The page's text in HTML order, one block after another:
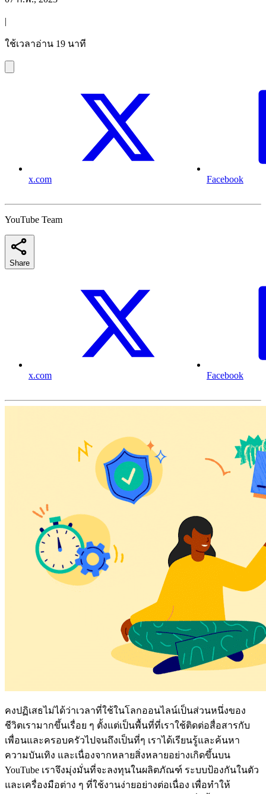
|
ใช้เวลาอ่าน 19 นาที
x.com Facebook
YouTube Team
Share
x.com Facebook
คงปฏิเสธไม่ได้ว่าเวลาที่ใช้ในโลกออนไลน์เป็นส่วนหนึ่งของ
ชีวิตเรามากขึ้นเรื่อย ๆ ตั้งแต่เป็นพื้นที่ที่เราใช้ติดต่อสื่อสารกับ
เพื่อนและครอบครัวไปจนถึงเป็นที่ๆ เราได้เรียนรู้และค้นหา
ความบันเทิง และเนื่องจากหลายสิ่งหลายอย่างเกิดขึ้นบน
YouTube เราจึงมุ่งมั่นที่จะลงทุนในผลิตภัณฑ์ ระบบป้องกันในตัว
และเครื่องมือต่าง ๆ ที่ใช้งานง่ายอย่างต่อเนื่อง เพื่อทำให้